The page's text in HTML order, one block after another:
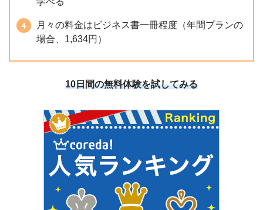
月々の料金はビジネス書一冊程度（年間プランの
場合、1,634円）
10日間の無料体験を試してみる